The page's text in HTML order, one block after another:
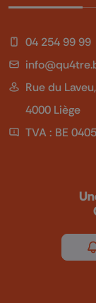
04 254 99 99
Rue du
4000 Liège
TVA : BE